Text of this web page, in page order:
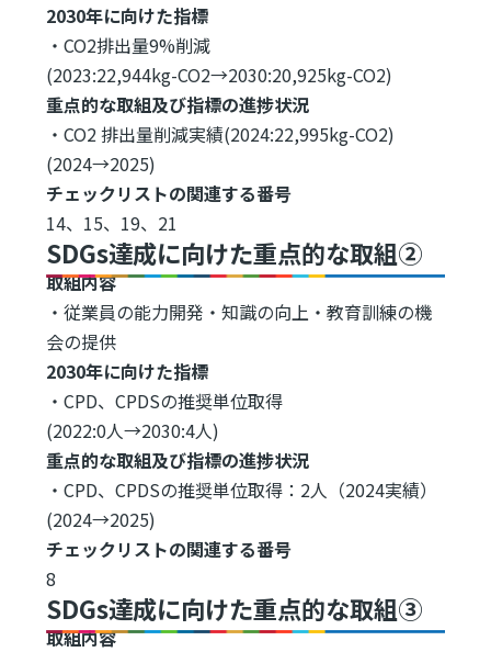
2030年に向けた指標
・CO2排出量9%削減
(2023:22,944kg-CO2→2030:20,925kg-CO2)
重点的な取組及び指標の進捗状況
・CO2 排出量削減実績(2024:22,995kg-CO2)
(2024→2025)
チェックリストの関連する番号
14、15、19、21
SDGs達成に向けた重点的な取組②
取組内容
・従業員の能力開発・知識の向上・教育訓練の機
会の提供
2030年に向けた指標
・CPD、CPDSの推奨単位取得
(2022:0人→2030:4人)
重点的な取組及び指標の進捗状況
・CPD、CPDSの推奨単位取得：2人（2024実績）
(2024→2025)
チェックリストの関連する番号
8
SDGs達成に向けた重点的な取組③
取組内容